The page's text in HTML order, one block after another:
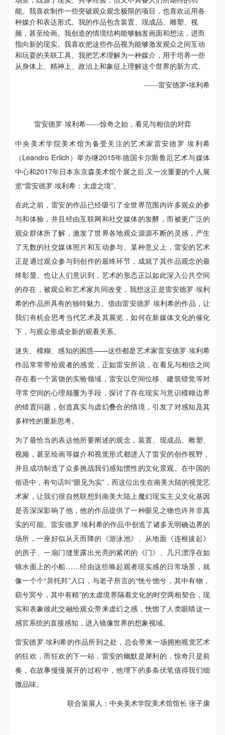
能。我喜欢制作一些突破观众观念极限的项目，也喜欢运用各
种媒介和表达形式。我的作品包含装置、现成品、雕塑、视
频，甚至绘画。我创造的情境结构能够触发画面和想法，进而
指向新的现实。我喜欢把这些作品视为能够激发观众之间互动
和玩耍的关联工具。我把艺术理解为一种媒介，用于培养一些
从身体上、精神上、政治上和象征上理解这个世界的新方式。
——雷安德罗•埃利希
雷安德罗·埃利希——惊奇之始，看见与相信的对弈
中央美术学院美术馆为备受关注的艺术家雷安德罗·埃利希
（Leandro Erlich）举办继2015年德国卡尔斯鲁厄艺术与媒体
中心和2017年日本东京森美术馆个展之后,又一次重要的个人展
览“雷安德罗·埃利希：太虚之境”。
在此之前，雷安的作品已经吸引了全世界范围内许多观众的参
与和体验，并且经由互联网和社交媒体的发酵，而被更广泛的
观众群体所了解，激发了世界各地观众源源不断的灵感，产生
了无数的社交媒体照片和互动参与。某种意义上，雷安的艺术
正是通过观众参与到创作的最终环节，成就了其作品观念的最
终彰显。也让人们意识到，艺术的形态正以如此深入公共空间
的存在，被观众和艺术家共同改变，我想这正是雷安德罗·埃利
希的作品所具有的独特魅力。借由雷安德罗·埃利希的作品，让
我们有机会思考当代艺术及其展览，如何在新媒体文化的催化
下，与观众形成全新的观看关系。
迷失、模糊、感知的困惑——这些都是艺术家雷安德罗·埃利希
作品常常带给观者的感觉，正如雷安所说，在看见与相信之间
存在着一个富饶的实验领域，雷安以空间位移、建筑错觉等对
寻常空间的心理颠覆为手段，探讨了存在现实与意识模糊边界
的错置问题，创造真实与虚幻叠合的情境，引发了对感知及其
多样性的重新思考。
为了最恰当的表达他所要阐述的观念，装置、现成品、雕塑、
视频，甚至绘画等媒介和视觉形式都进入了雷安的创作视野，
并且成功制造了众多挑战我们感知惯性的文化景观。在中国的
俗语中，有句话叫“眼见为实”，而这位出生在南美大陆的视觉艺
术家，让我们很自然联想到南美大陆上魔幻现实主义文化基因
是否深深影响了他，他的作品提供了一种眼见之物也许并非真
实的可能。雷安德罗·埃利希的作品中创造了诸多无明确边界的
场所，一座好似从天而降的《游泳池》、从地面《连根拔起》
的房子、一扇门缝里露出光亮的紧闭的《门》、几只漂浮在如
镜水面上的小船……经由这些唤起观者现实感的日常场景，就
像一个个“异托邦”入口，与老子所言的“恍兮惚兮，其中有物，
窈兮冥兮，其中有精”的太虚境界隔着文化的时空两相契合，现
实和表象彼此交融给观众带来虚幻之感，恍惚了人类眼睛这一
感官系统的直接感知，进入镜像世界的想象视域。
雷安德罗·埃利希的作品所到之处，总会带来一场拥抱视觉艺术
的狂欢，而狂欢的下一站，雷安的幽默是犀利的，惊奇只是前
奏，在故事慢慢展开的过程中，他埋下的多条伏笔值得我们细
微品味。
联合策展人：中央美术学院美术馆馆长 张子康
同下参观。
第四条
参加活动者在此次活动期间的人身安全责任自负。鼓
励参加者自行购买人身安全保险。活动中一旦出现事
故，活动中任何非事故当事人及美术馆将不承担人身
成员应当积极主动的组织实施救援工作，但对事故本
的人身安全不负有民事及相关连带责任。
参加活动者在此次活动期间应主动遵守美术馆活动秩
序、维护美术馆场地及展示、展览、馆藏艺术作品及
衍生品的安全。活动中一旦因个人原因造成美术馆场
地、空间、艺术品、衍生品等受到不同程度的损失、
破坏。活动中任何非事故当事人及美术馆将不承担相
应的责任与损失，应由参与活动者根据相应的法律条
文、组织规定进行协商和赔偿。并追究相应的法律责
任和经济责任。
第六条
参与活动者在参与活动时应当在美术馆工作人员及活
动导师、教师指导下进行，并正确的使用活动中所涉
及到的绘画工具、创作材料及配套设备、设施，若参
与者因个人原因在使用相应绘画工具、创作材料及配
套设备、设施造成个人受伤、伤害他人及造成相应工
具、材料、设备或设施的故障或损坏。参与活动者应
当承当相应的全部责任，并主动赔偿相应的经济损
失。活动中任何非事故当事人及美术馆将不承担人身
事故的任何责任。
中央美术学院美术馆肖像权许可使用协议
根据《中华人民共和国广告法》、《中华人民共和国
人民共和国民法通则》若干问题的意见（试行）>的
有关规定，为明确肖像许可方（甲方）和使用方（乙
方）的权利义务关系，经双方友好协商，甲乙双方就
带有甲方肖像的作品的使用达成如下一致协议：
一、 一般约定
（1）、甲方为本协议中的肖像权人，自愿将自己的
肖像权许可乙方作符合本协议约定和法律规定的用
途。
（2）、乙方中央美术学院美术馆是一所具有标志
性、专业性、国际化的现代公共美术馆。中央美术学
院美术馆与时代同行，努力塑造一个开放、自由、学
术的空间氛围，竭诚与各单位、企业、机构、艺术家
和观众进行良好互动。以学院的学术研究为基础，积
极策划国际、国内多视角、多领域的展览、论坛及公
共教育活动，为美院师生、中外艺术家以及社会公众
提供一个交流、学习、展示的平台。作为一家公益性
单位，其开展的公共教育活动以学术性和公益性为
主。
同下参观。
第四条
参加活动者在此次活动期间的人身安全责任自负。鼓
励参加者自行购买人身安全保险。活动中一旦出现事
故，活动中任何非事故当事人及美术馆将不承担人身
成员应当积极主动的组织实施救援工作，但对事故本
的人身安全不负有民事及相关连带责任。
参加活动者在此次活动期间应主动遵守美术馆活动秩
序、维护美术馆场地及展示、展览、馆藏艺术作品及
衍生品的安全。活动中一旦因个人原因造成美术馆场
地、空间、艺术品、衍生品等受到不同程度的损失、
破坏。活动中任何非事故当事人及美术馆将不承担相
应的责任与损失，应由参与活动者根据相应的法律条
文、组织规定进行协商和赔偿。并追究相应的法律责
任和经济责任。
第六条
参与活动者在参与活动时应当在美术馆工作人员及活
动导师、教师指导下进行，并正确的使用活动中所涉
及到的绘画工具、创作材料及配套设备、设施，若参
与者因个人原因在使用相应绘画工具、创作材料及配
套设备、设施造成个人受伤、伤害他人及造成相应工
具、材料、设备或设施的故障或损坏。参与活动者应
当承当相应的全部责任，并主动赔偿相应的经济损
失。活动中任何非事故当事人及美术馆将不承担人身
事故的任何责任。
中央美术学院美术馆肖像权许可使用协议
根据《中华人民共和国广告法》、《中华人民共和国
人民共和国民法通则》若干问题的意见（试行）>的
有关规定，为明确肖像许可方（甲方）和使用方（乙
方）的权利义务关系，经双方友好协商，甲乙双方就
带有甲方肖像的作品的使用达成如下一致协议：
一、 一般约定
（1）、甲方为本协议中的肖像权人，自愿将自己的
肖像权许可乙方作符合本协议约定和法律规定的用
途。
（2）、乙方中央美术学院美术馆是一所具有标志
性、专业性、国际化的现代公共美术馆。中央美术学
院美术馆与时代同行，努力塑造一个开放、自由、学
术的空间氛围，竭诚与各单位、企业、机构、艺术家
和观众进行良好互动。以学院的学术研究为基础，积
极策划国际、国内多视角、多领域的展览、论坛及公
共教育活动，为美院师生、中外艺术家以及社会公众
提供一个交流、学习、展示的平台。作为一家公益性
单位，其开展的公共教育活动以学术性和公益性为
主。
同下参观。
第四条
参加活动者在此次活动期间的人身安全责任自负。鼓
励参加者自行购买人身安全保险。活动中一旦出现事
故，活动中任何非事故当事人及美术馆将不承担人身
成员应当积极主动的组织实施救援工作，但对事故本
的人身安全不负有民事及相关连带责任。
参加活动者在此次活动期间应主动遵守美术馆活动秩
序、维护美术馆场地及展示、展览、馆藏艺术作品及
衍生品的安全。活动中一旦因个人原因造成美术馆场
地、空间、艺术品、衍生品等受到不同程度的损失、
破坏。活动中任何非事故当事人及美术馆将不承担相
应的责任与损失，应由参与活动者根据相应的法律条
文、组织规定进行协商和赔偿。并追究相应的法律责
任和经济责任。
第六条
参与活动者在参与活动时应当在美术馆工作人员及活
动导师、教师指导下进行，并正确的使用活动中所涉
及到的绘画工具、创作材料及配套设备、设施，若参
与者因个人原因在使用相应绘画工具、创作材料及配
套设备、设施造成个人受伤、伤害他人及造成相应工
具、材料、设备或设施的故障或损坏。参与活动者应
当承当相应的全部责任，并主动赔偿相应的经济损
失。活动中任何非事故当事人及美术馆将不承担人身
事故的任何责任。
中央美术学院美术馆肖像权许可使用协议
根据《中华人民共和国广告法》、《中华人民共和国
人民共和国民法通则》若干问题的意见（试行）>的
有关规定，为明确肖像许可方（甲方）和使用方（乙
方）的权利义务关系，经双方友好协商，甲乙双方就
带有甲方肖像的作品的使用达成如下一致协议：
一、 一般约定
（1）、甲方为本协议中的肖像权人，自愿将自己的
肖像权许可乙方作符合本协议约定和法律规定的用
途。
（2）、乙方中央美术学院美术馆是一所具有标志
性、专业性、国际化的现代公共美术馆。中央美术学
院美术馆与时代同行，努力塑造一个开放、自由、学
术的空间氛围，竭诚与各单位、企业、机构、艺术家
和观众进行良好互动。以学院的学术研究为基础，积
极策划国际、国内多视角、多领域的展览、论坛及公
共教育活动，为美院师生、中外艺术家以及社会公众
提供一个交流、学习、展示的平台。作为一家公益性
单位，其开展的公共教育活动以学术性和公益性为
主。